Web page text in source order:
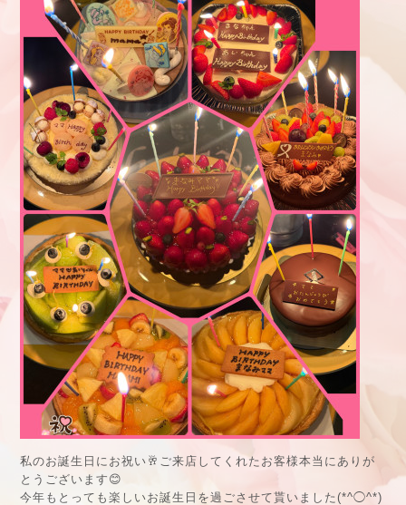
私のお誕生日にお祝い🥂ご来店してくれたお客様本当にありが
とうございます😊
今年もとっても楽しいお誕生日を過ごさせて貰いました(*^◯^*)